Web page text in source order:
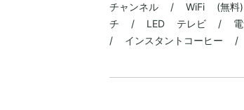
チャンネル / WiFi (無
チ / LED テレビ / 電気
/ インスタントコーヒー